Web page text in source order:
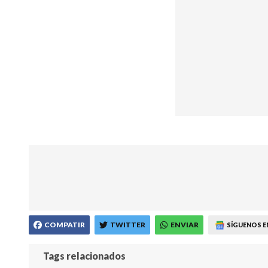
COMPATIR TWITTER ENVIAR SÍGUENOS
Tags relacionados